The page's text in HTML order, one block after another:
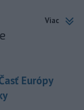
Viac
Európy